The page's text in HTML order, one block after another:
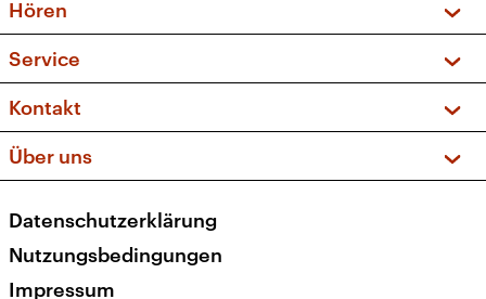
Sendungen und Podcasts
Musikliste
Kakadu – Das Kinderprogramm
Hören
Frequenzen (UKW + DAB+)
Service
FAQ
Apps
Newsletter
Veranstaltungen
Kontakt
Social Media
Über uns
Presse
Karriere
Datenschutzerklärung
Nutzungsbedingungen
Impressum